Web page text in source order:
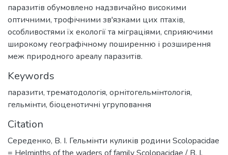
паразитів обумовлено надзвичайно високими
оптичними, трофічними зв'язками цих птахів,
особливостями їх екології та міграціями, сприяючими
широкому географічному поширенню і розширення
меж природного ареалу паразитів.
Keywords
паразити, трематодологія, орнітогельмінтологія,
гельмінти, біоценотичні угруповання
Citation
Середенко, В. І. Гельмінти куликів родини Scolopacidae
= Helminths of the waders of family Scolopacidae / В. І.